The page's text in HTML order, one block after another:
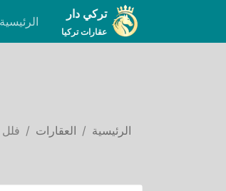
تركي دار
عقارات تركيا
الرئيسية
الرئيسية العقارات